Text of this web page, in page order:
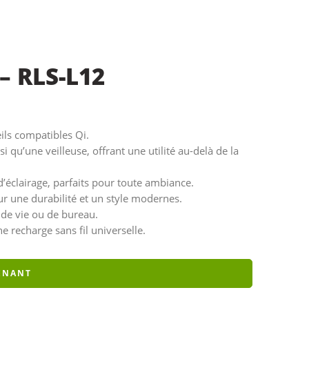
L12
compatibles Qi.
qu’une veilleuse, offrant une utilité au-delà de la
parfaits pour toute ambiance.
une durabilité et un style modernes.
vie ou de bureau.
recharge sans fil universelle.